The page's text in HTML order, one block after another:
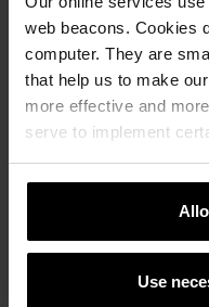
web beacons. Cookies
computer. They are
that help us to make
more effective and
serve to implement
Use